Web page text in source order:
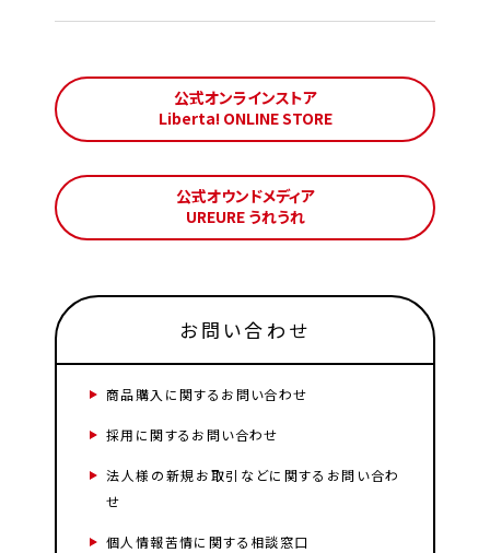
公式オンラインストア
Liberta! ONLINE STORE
公式オウンドメディア
UREURE うれうれ
お問い合わせ
商品購入に関するお問い合わせ
採用に関するお問い合わせ
法人様の新規お取引などに関するお問い合わ
せ
個人情報苦情に関する相談窓口